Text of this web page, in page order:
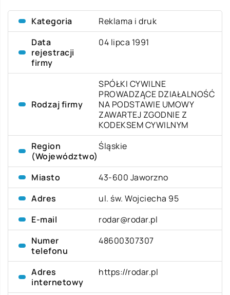
Kategoria
Reklama i druk
Data
rejestracji
firmy
04 lipca 1991
Rodzaj firmy
SPÓŁKI CYWILNE
PROWADZĄCE DZIAŁALNOŚĆ
NA PODSTAWIE UMOWY
ZAWARTEJ ZGODNIE Z
KODEKSEM CYWILNYM
Region
(Województwo)
Śląskie
Miasto
43-600 Jaworzno
Adres
ul. św. Wojciecha 95
E-mail
rodar@rodar.pl
Numer
telefonu
48600307307
Adres
internetowy
https://rodar.pl